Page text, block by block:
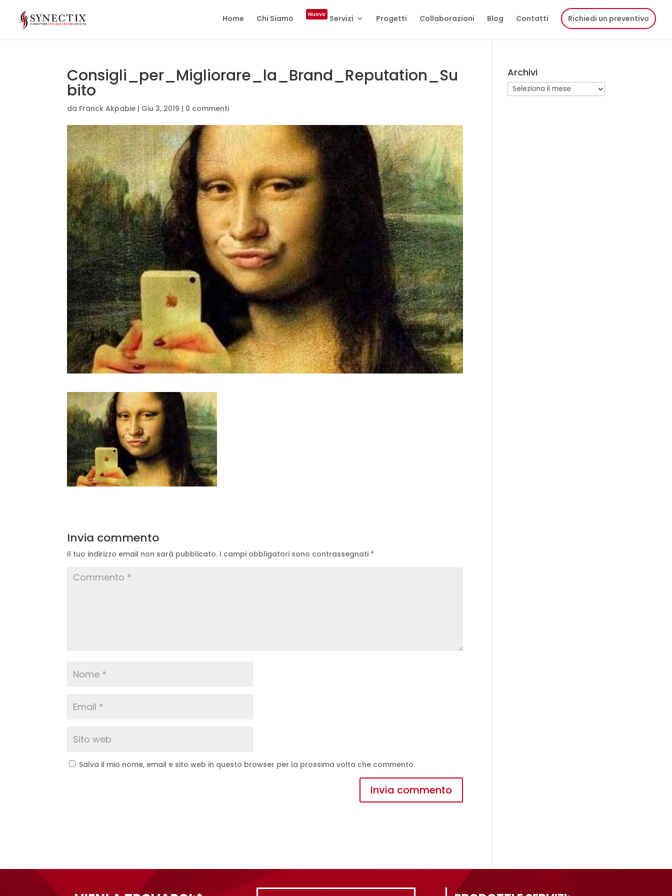
Home Chi Siamo Nuovo Servizi Progetti Collaborazioni Blog Contatti Richiedi un preventivo
Consigli_per_Migliorare_la_Brand_Reputation_Su
bito
da Franck Akpabie | Giu 3, 2019 | 0 commenti
Invia commento
Il tuo indirizzo email non sarà pubblicato. I campi obbligatori sono contrassegnati *
Salva il mio nome, email e sito web in questo browser per la prossima volta che commento.
Archivi
Archivi